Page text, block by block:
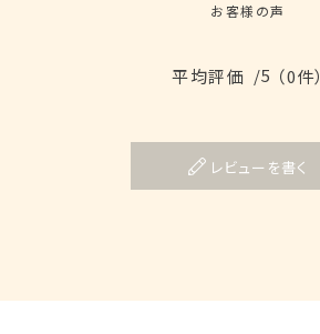
お客様の声
平均評価 /5 （0件）
レビューを書く